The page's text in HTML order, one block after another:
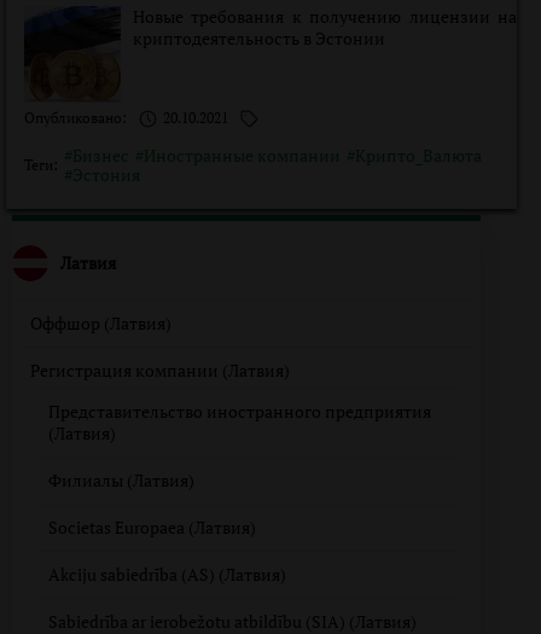
Новые требования к получению лицензии на
криптодеятельность в Эстонии
Опубликовано: 20.10.2021
Теги: #Бизнес #Иностранные компании #Крипто_Валюта
#Эстония
Латвия
Оффшор (Латвия)
Регистрация компании (Латвия)
Представительство иностранного предприятия
(Латвия)
Филиалы (Латвия)
Societas Europaea (Латвия)
Akciju sabiedrība (AS) (Латвия)
Sabiedrība ar ierobežotu atbildību (SIA) (Латвия)